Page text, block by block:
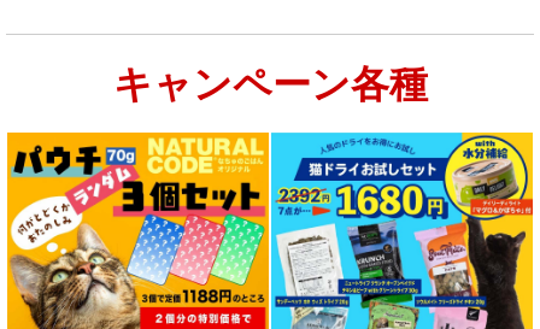
特集：大型犬＆多頭飼い用：セット＆大袋ドッグフード
特集 グリーントライプ（第４胃）とは
特集 フリーズドライ
特集 エアドライフード
キャンペーン各種